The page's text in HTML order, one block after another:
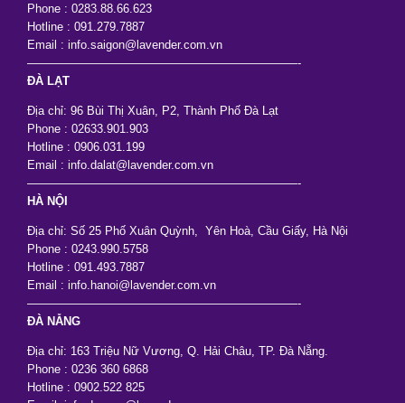
Phone : 0283.88.66.623
Hotline : 091.279.7887
Email : info.saigon@lavender.com.vn
———————————————————————-
ĐÀ LẠT
Địa chỉ: 96 Bùi Thị Xuân, P2, Thành Phố Đà Lạt
Phone : 02633.901.903
Hotline : 0906.031.199
Email : info.dalat@lavender.com.vn
———————————————————————-
HÀ NỘI
Địa chỉ: Số 25 Phố Xuân Quỳnh, Yên Hoà, Cầu Giấy, Hà Nội
Phone : 0243.990.5758
Hotline : 091.493.7887
Email : info.hanoi@lavender.com.vn
———————————————————————-
ĐÀ NẴNG
Địa chỉ: 163 Triệu Nữ Vương, Q. Hải Châu, TP. Đà Nẵng.
Phone : 0236 360 6868
Hotline : 0902.522 825